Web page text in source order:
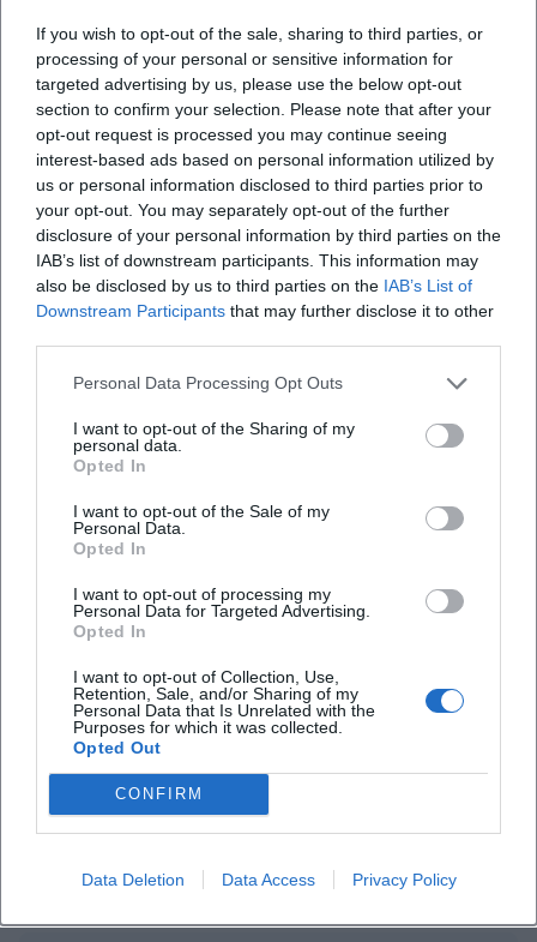
If you wish to opt-out of the sale, sharing to third parties, or
processing of your personal or sensitive information for
targeted advertising by us, please use the below opt-out
section to confirm your selection. Please note that after your
opt-out request is processed you may continue seeing
interest-based ads based on personal information utilized by
us or personal information disclosed to third parties prior to
your opt-out. You may separately opt-out of the further
disclosure of your personal information by third parties on the
IAB’s list of downstream participants. This information may
also be disclosed by us to third parties on the IAB’s List of
Downstream Participants that may further disclose it to other
Personal Data Processing Opt Outs
I want to opt-out of the Sharing of my
personal data.
Opted In
I want to opt-out of the Sale of my
Personal Data.
Opted In
I want to opt-out of processing my
Personal Data for Targeted Advertising.
Opted In
I want to opt-out of Collection, Use,
Retention, Sale, and/or Sharing of my
Personal Data that Is Unrelated with the
Purposes for which it was collected.
Opted Out
CONFIRM
Data Deletion Data Access Privacy Policy
Was Gäste am Abend erwartet
Wer True Crime nicht nur hören, sondern erleben will,
bekommt in Hof einen Abend mit klarer Dramaturgie,
emotionaler Verdichtung und vielen Gesprächsanlässen.
Die Live-Show führt mitten hinein in die Dynamik
gefährlicher Beziehungen und bleibt dabei durch ihre
interaktive Anlage nah am Publikum. Für alle, die
Spannung, Bühnenpräsenz und echte Fälle suchen, ist
dieser Termin ein Pflichtdatum im Kalender.
([freiheitshalle.de](https://freiheitshalle.de/events/alexander-
stevens-jacqueline-belle-2/?utm_source=openai))
Fazit:Toxic Loveverspricht einen intensiven Live-Abend
starke Geschichten und ein unmittelbares
Veranstaltungserlebnis sucht, sollte sich diesen Termin in
Hof nicht entgehen lassen. ([freiheitshalle.de]
jacqueline-belle-2/?utm_source=openai))
Offizielle Kanäle von Alexander Stevens & Jacqueline Belle:
Facebook: kein offizielles Profil gefunden
YouTube: kein offizielles Profil gefunden
Quellen:
Freiheitshalle Hof - Alexander Stevens & Jacqueline Belle
EVENTIM - Alexander Stevens & Jacqueline Belle in Hof /
Saale
Stadt Hof - Freiheitshalle
Freiheitshalle Hof - Impressum und offizielle Kanäle
BAYERN 3 - Jacqueline Belle